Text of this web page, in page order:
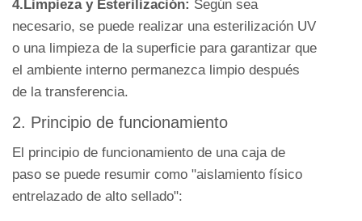
4.Limpieza y Esterilización: Según sea
necesario, se puede realizar una esterilización UV
o una limpieza de la superficie para garantizar que
el ambiente interno permanezca limpio después
de la transferencia.
2. Principio de funcionamiento
El principio de funcionamiento de una caja de
paso se puede resumir como "aislamiento físico
entrelazado de alto sellado":